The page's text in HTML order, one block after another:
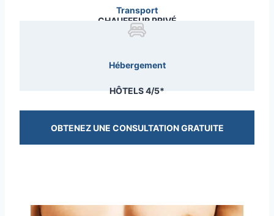
Transport
CHAUFFEUR PRIVÉ
Hébergement
HÔTELS 4/5*
OBTENEZ UNE CONSULTATION GRATUITE